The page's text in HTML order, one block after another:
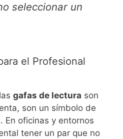
seleccionar un
el Profesional
gafas de lectura son
son un símbolo de
En oficinas y entornos
tener un par que no